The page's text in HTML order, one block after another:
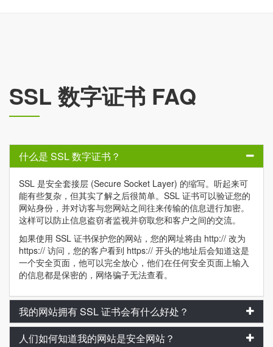
SSL 数字证书 FAQ
什么是 SSL 数字证书？
SSL 是安全套接层 (Secure Socket Layer) 的缩写。听起来可
能有些复杂，但其实了解之后很简单。SSL 证书可以验证您的
网站身份，并对访客与您网站之间往来传输的信息进行加密。
这样可以防止信息盗窃者监视并窃取您和客户之间的交流。
如果使用 SSL 证书保护您的网站，您的网址将由 http:// 改为
https:// 访问，您的客户看到 https:// 开头的地址后会知道这是
一个安全页面，他可以完全放心，他们在任何安全页面上输入
的信息都是保密的，网络骗子无法查看。
我的网站拥有 SSL 证书会有什么好处？
人们如何知道我的网站是安全网站？